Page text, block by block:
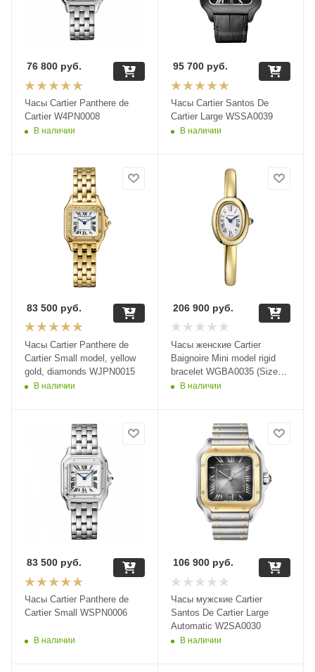
Часы Cartier Panthere de
Cartier W4PN0008
В наличии
76 800 руб.
Часы Cartier Santos De
Cartier Large WSSA0039
В наличии
95 700руб.
Часы Cartier Panthere de
Cartier Small model, yellow
gold, diamonds WJPN0015
В наличии
83 500 руб.
Часы женские Cartier
Baignoire Mini model rigid
bracelet WGBA0035 (Size
17)В наличии
206 900руб.
Часы Cartier Panthere de
Cartier Small WSPN0006
В наличии
83 500 руб.
Часы мужские Cartier
Santos De Cartier Large
Automatic W2SA0030
В наличии
106 900руб.